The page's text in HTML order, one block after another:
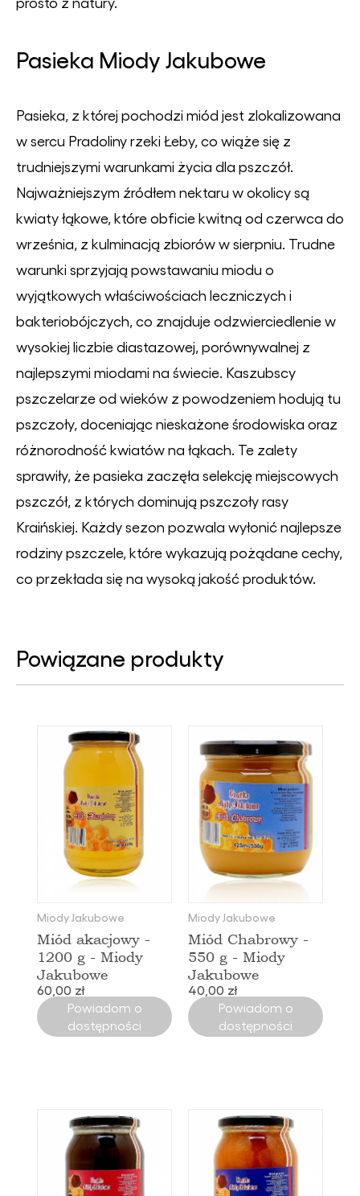
Pasieka Miody Jakubowe
Pasieka, z której pochodzi miód jest zlokalizowana
w sercu Pradoliny rzeki Łeby, co wiąże się z
trudniejszymi warunkami życia dla pszczół.
Najważniejszym źródłem nektaru w okolicy są
kwiaty łąkowe, które obficie kwitną od czerwca do
września, z kulminacją zbiorów w sierpniu. Trudne
warunki sprzyjają powstawaniu miodu o
wyjątkowych właściwościach leczniczych i
bakteriobójczych, co znajduje odzwierciedlenie w
wysokiej liczbie diastazowej, porównywalnej z
najlepszymi miodami na świecie. Kaszubscy
pszczelarze od wieków z powodzeniem hodują tu
pszczoły, doceniając nieskażone środowiska oraz
różnorodność kwiatów na łąkach. Te zalety
sprawiły, że pasieka zaczęła selekcję miejscowych
pszczół, z których dominują pszczoły rasy
Kraińskiej. Każdy sezon pozwala wyłonić najlepsze
rodziny pszczele, które wykazują pożądane cechy,
co przekłada się na wysoką jakość produktów.
Powiązane produkty
Miody Jakubowe
Miód akacjowy -
1200 g - Miody
Jakubowe
60,00 zł
Powiadom o
dostępności
Miody Jakubowe
Miód Chabrowy -
550 g - Miody
Jakubowe
40,00 zł
Powiadom o
dostępności